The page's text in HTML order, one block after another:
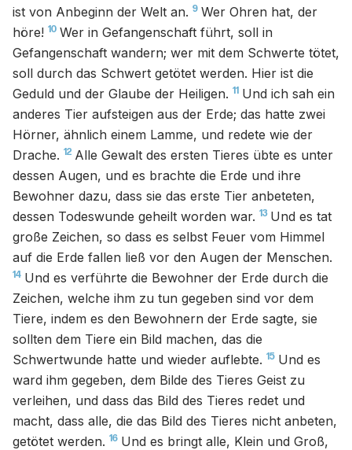
ist von Anbeginn der Welt an. 9 Wer Ohren hat, der
höre! 10 Wer in Gefangenschaft führt, soll in
Gefangenschaft wandern; wer mit dem Schwerte tötet,
soll durch das Schwert getötet werden. Hier ist die
Geduld und der Glaube der Heiligen. 11 Und ich sah ein
anderes Tier aufsteigen aus der Erde; das hatte zwei
Hörner, ähnlich einem Lamme, und redete wie der
Drache. 12 Alle Gewalt des ersten Tieres übte es unter
dessen Augen, und es brachte die Erde und ihre
Bewohner dazu, dass sie das erste Tier anbeteten,
dessen Todeswunde geheilt worden war. 13 Und es tat
große Zeichen, so dass es selbst Feuer vom Himmel
auf die Erde fallen ließ vor den Augen der Menschen.
14 Und es verführte die Bewohner der Erde durch die
Zeichen, welche ihm zu tun gegeben sind vor dem
Tiere, indem es den Bewohnern der Erde sagte, sie
sollten dem Tiere ein Bild machen, das die
Schwertwunde hatte und wieder auflebte. 15 Und es
ward ihm gegeben, dem Bilde des Tieres Geist zu
verleihen, und dass das Bild des Tieres redet und
macht, dass alle, die das Bild des Tieres nicht anbeten,
getötet werden. 16 Und es bringt alle, Klein und Groß,